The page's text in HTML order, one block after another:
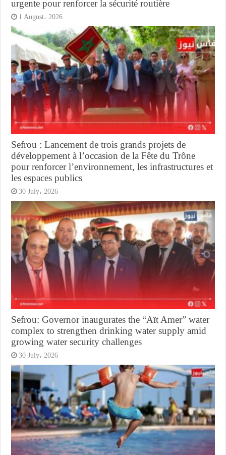
urgente pour renforcer la sécurité routière
1 August، 2026
Sefrou : Lancement de trois grands projets de
développement à l’occasion de la Fête du Trône
pour renforcer l’environnement, les infrastructures et
les espaces publics
30 July، 2026
Sefrou: Governor inaugurates the “Aït Amer” water
complex to strengthen drinking water supply amid
growing water security challenges
30 July، 2026